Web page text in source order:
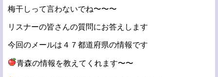
梅干しって言わないでね〜〜〜
リスナーの皆さんの質問にお答えします
今回のメールは４７都道府県の情報です
青森の情報を教えてくれます〜〜